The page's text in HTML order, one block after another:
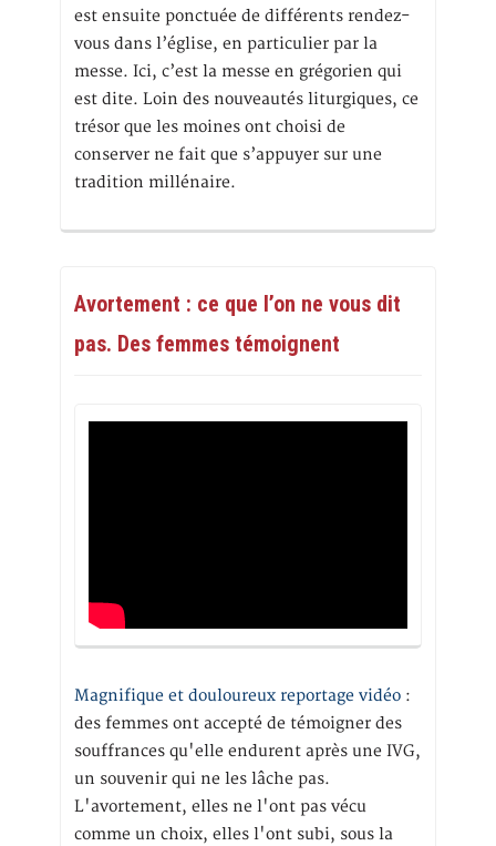
est ensuite ponctuée de différents rendez-
vous dans l’église, en particulier par la
messe. Ici, c’est la messe en grégorien qui
est dite. Loin des nouveautés liturgiques, ce
trésor que les moines ont choisi de
conserver ne fait que s’appuyer sur une
tradition millénaire.
Avortement : ce que l’on ne vous dit
pas. Des femmes témoignent
Magnifique et douloureux reportage vidéo :
des femmes ont accepté de témoigner des
souffrances qu'elle endurent après une IVG,
un souvenir qui ne les lâche pas.
L'avortement, elles ne l'ont pas vécu
comme un choix, elles l'ont subi, sous la